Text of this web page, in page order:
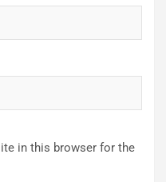
in this browser for the